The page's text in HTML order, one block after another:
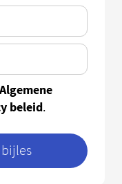
Algemene
beleid.